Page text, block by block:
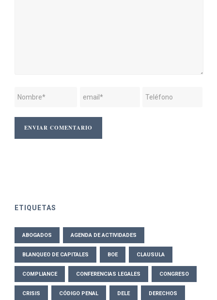
ETIQUETAS
ABOGADOS AGENDA DE ACTIVIDADES
BLANQUEO DE CAPITALES BOE CLAUSULA
COMPLIANCE CONFERENCIAS LEGALES CONGRESO
CRISIS CÓDIGO PENAL DELE DERECHOS